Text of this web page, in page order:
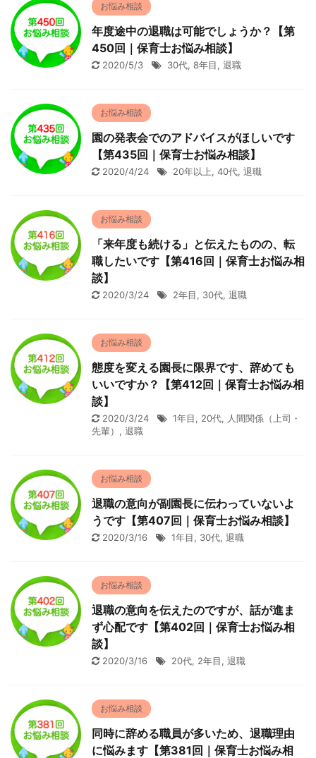
お悩み相談
年度途中の退職は可能でしょうか？【第
450回｜保育士お悩み相談】
2020/5/3 30代, 8年目, 退職
お悩み相談
園の発表会でのアドバイスがほしいです
【第435回｜保育士お悩み相談】
2020/4/24 20年以上, 40代, 退職
お悩み相談
「来年度も続ける」と伝えたものの、転
職したいです【第416回｜保育士お悩み相
談】
2020/3/24 2年目, 30代, 退職
お悩み相談
態度を変える園長に限界です、辞めても
いいですか？【第412回｜保育士お悩み相
談】
2020/3/24 1年目, 20代, 人間関係（上司・
先輩） , 退職
お悩み相談
退職の意向が副園長に伝わっていないよ
うです【第407回｜保育士お悩み相談】
2020/3/16 1年目, 30代, 退職
お悩み相談
退職の意向を伝えたのですが、話が進ま
ず心配です【第402回｜保育士お悩み相
談】
2020/3/16 20代, 2年目, 退職
お悩み相談
同時に辞める職員が多いため、退職理由
に悩みます【第381回｜保育士お悩み相